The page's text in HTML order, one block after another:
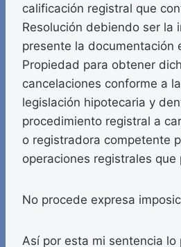
calificación registral que
Resolución debiendo ser la
presente la documentación
Propiedad para obtener
cancelaciones conforme a
legislación hipotecaria y
procedimiento registral a
o registradora competente
operaciones registrales que
No procede expresa
Así por esta mi sentencia lo